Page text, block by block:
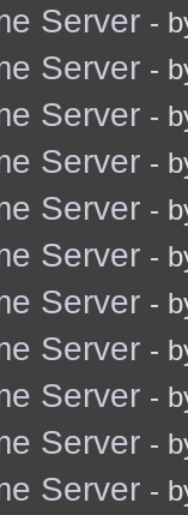
Server -
Server -
Server -
Server -
Server -
Server -
Server -
Server -
Server -
Server -
Server -